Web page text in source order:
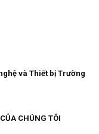
và Thiết bị Trường
CỦA CHÚNG TÔI